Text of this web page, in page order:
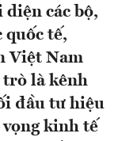
diện các bộ,
quốc tế,
Việt Nam
là kênh
đầu tư hiệu
kinh tế